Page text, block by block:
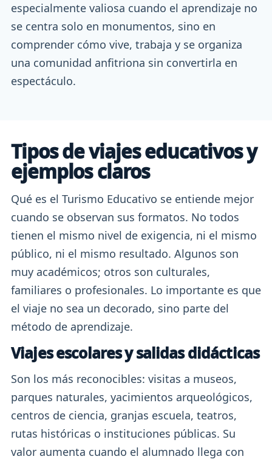
especialmente valiosa cuando el aprendizaje no
se centra solo en monumentos, sino en
comprender cómo vive, trabaja y se organiza
una comunidad anfitriona sin convertirla en
espectáculo.
Tipos de viajes educativos y
ejemplos claros
Qué es el Turismo Educativo se entiende mejor
cuando se observan sus formatos. No todos
tienen el mismo nivel de exigencia, ni el mismo
público, ni el mismo resultado. Algunos son
muy académicos; otros son culturales,
familiares o profesionales. Lo importante es que
el viaje no sea un decorado, sino parte del
método de aprendizaje.
Viajes escolares y salidas didácticas
Son los más reconocibles: visitas a museos,
parques naturales, yacimientos arqueológicos,
centros de ciencia, granjas escuela, teatros,
rutas históricas o instituciones públicas. Su
valor aumenta cuando el alumnado llega con